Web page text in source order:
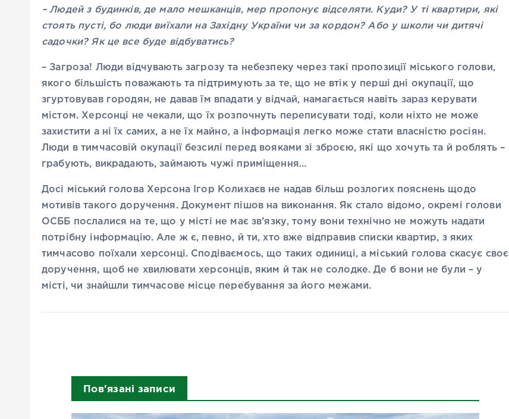
– Людей з будинків, де мало мешканців, мер пропонує відселяти. Куди? У ті квартири, які
стоять пусті, бо люди виїхали на Західну України чи за кордон? Або у школи чи дитячі
садочки? Як це все буде відбуватись?
– Загроза! Люди відчувають загрозу та небезпеку через такі пропозиції міського голови,
якого більшість поважають та підтримують за те, що не втік у перші дні окупації, що
згуртовував городян, не давав їм впадати у відчай, намагається навіть зараз керувати
містом. Херсонці не чекали, що їх розпочнуть переписувати тоді, коли ніхто не може
захистити а ні їх самих, а не їх майно, а інформація легко може стати власністю росіян.
Люди в тимчасовій окупації безсилі перед вояками зі зброєю, які що хочуть та й роблять –
грабують, викрадають, займають чужі приміщення…
Досі міський голова Херсона Ігор Колихаєв не надав більш розлогих пояснень щодо
мотивів такого доручення. Документ пішов на виконання. Як стало відомо, окремі голови
ОСББ послалися на те, що у місті не має зв’язку, тому вони технічно не можуть надати
потрібну інформацію. Але ж є, певно, й ти, хто вже відправив списки квартир, з яких
тимчасово поїхали херсонці. Сподіваємось, що таких одиниці, а міський голова скасує своє
доручення, щоб не хвилювати херсонців, яким й так не солодке. Де б вони не були – у
місті, чи знайшли тимчасове місце перебування за його межами.
Пов'язані записи